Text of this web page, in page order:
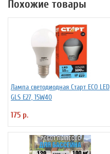
Похожие товары
Лампа светодиодная Старт ECO LED
GLS E27, 15W40
175 р.